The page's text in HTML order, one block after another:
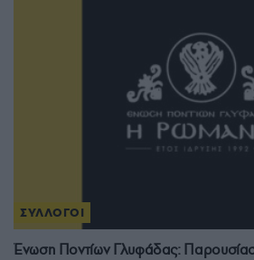
ΣΥΛΛΟΓΟΙ
Ένωση Ποντίων Γλυφάδας: